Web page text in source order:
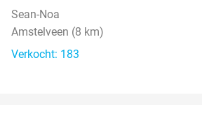
Sean-Noa
Amstelveen (8 km)
Verkocht: 183